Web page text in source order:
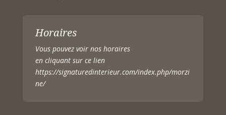
Horaires
Vous pouvez voir nos horaires
en cliquant sur ce lien
https://signaturedinterieur.com/index.php/morzi
ne/